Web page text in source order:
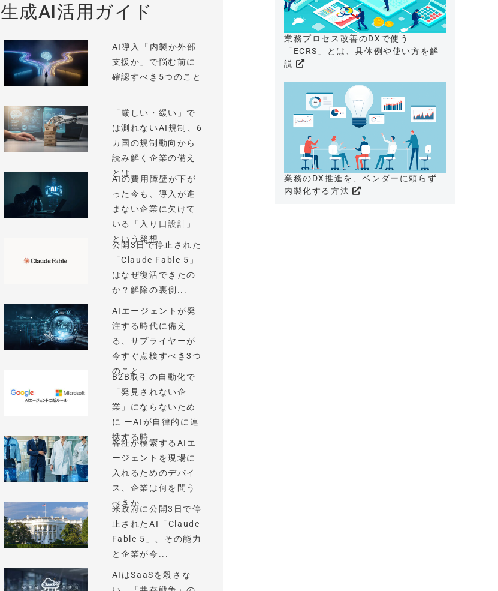
生成AI活用ガイド
AI導入「内製か外部
支援か」で悩む前に
確認すべき5つのこと
「厳しい・緩い」で
は測れないAI規制、6
カ国の規制動向から
読み解く企業の備え
とは
AIの費用障壁が下が
った今も、導入が進
まない企業に欠けて
いる「入り口設計」
という発想
公開3日で停止された
「Claude Fable 5」
はなぜ復活できたの
か？解除の裏側...
AIエージェントが発
注する時代に備え
る、サプライヤーが
今すぐ点検すべき3つ
のこと
B2B取引の自動化で
「発見されない企
業」にならないため
に ーAIが自律的に連
携する時...
各社が模索するAIエ
ージェントを現場に
入れるためのデバイ
ス、企業は何を問う
べきか
米政府に公開3日で停
止されたAI「Claude
Fable 5」、その能力
と企業が今...
AIはSaaSを殺さな
業務プロセス改善のDXで使う
「ECRS」とは、具体例や使い方を解
説
業務のDX推進を、ベンダーに頼らず
内製化する方法